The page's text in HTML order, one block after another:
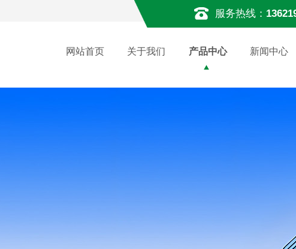
服务热线：
网站首页 关于我们 产品中心 新闻中心